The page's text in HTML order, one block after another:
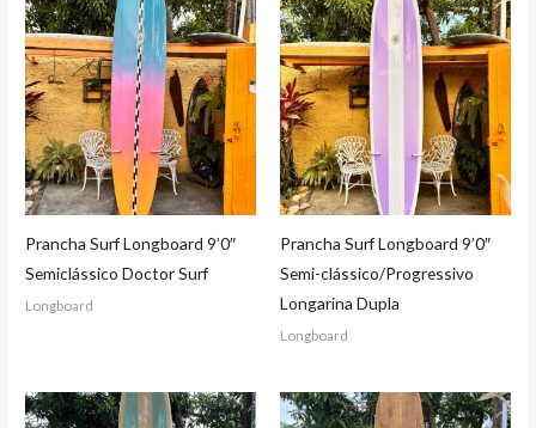
Prancha Surf Longboard 9’0″
Semiclássico Doctor Surf
Longboard
Prancha Surf Longboard 9’0″
Semi-clássico/Progressivo
Longarina Dupla
Longboard